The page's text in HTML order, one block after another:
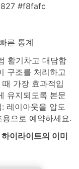
#f8fafc
른 통계
활기차고 대담합
구조를 처리하고
가장 효과적입
유지되도록 본문
레이아웃을 압도
으로 예약하세요.
이라이트의 이미